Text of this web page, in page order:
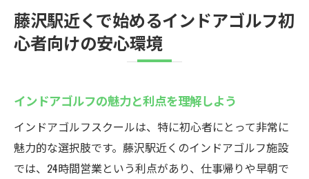
インドアゴルフで基本スキルを効率的にマ
スター
初心者が抱える不安を解消する方法
実際にインドアゴルフを始めた人の体験談
で仕事帰りも充実練習
24時間営業の利便性を最大限に活用する
藤沢駅近くで始めるインドアゴルフ初
心者向けの安心環境
インドアゴルフの魅力と利点を理解しよう
インドアゴルフスクールは、特に初心者にとって非常に
魅力的な選択肢です。藤沢駅近くのインドアゴルフ施設
では、24時間営業という利点があり、仕事帰りや早朝で